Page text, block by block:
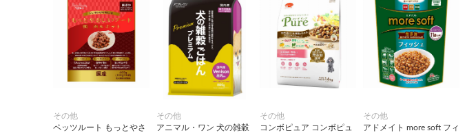
その他
ペッツルート もっとやさ
その他
アニマル・ワン 犬の雑穀
その他
コンボピュア コンボピュ
その他
アドメイト more soft フィ